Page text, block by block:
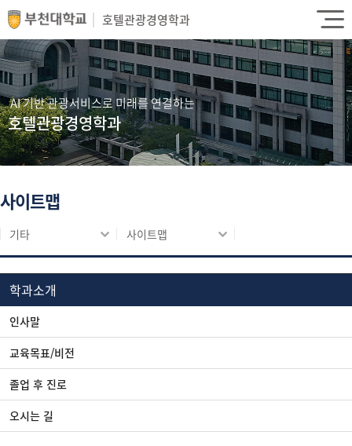
호텔관광경영학과
AI 기반 관광서비스로 미래를 연결하는
호텔관광경영학과
사이트맵
기타 사이트맵
학과소개
인사말
교육목표/비전
졸업 후 진로
오시는 길